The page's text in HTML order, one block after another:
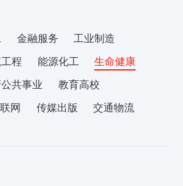
金融服务
工业制造
程 能源化工
生命健康
共事业
教育高校
网 传媒出版
交通物流